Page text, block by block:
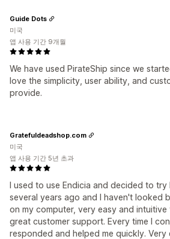
We have used PirateShip since we
love the simplicity, user ability, and
provide.
Guide Dots
미국
앱 사용 기간 9개월
I used to use Endicia and decided to try
several years ago and I haven't looked
on my computer, very easy and intuitive
great customer support. Every time I
responded and helped me quickly. Very
Gratefuldeadshop.com
미국
앱 사용 기간 5년 초과